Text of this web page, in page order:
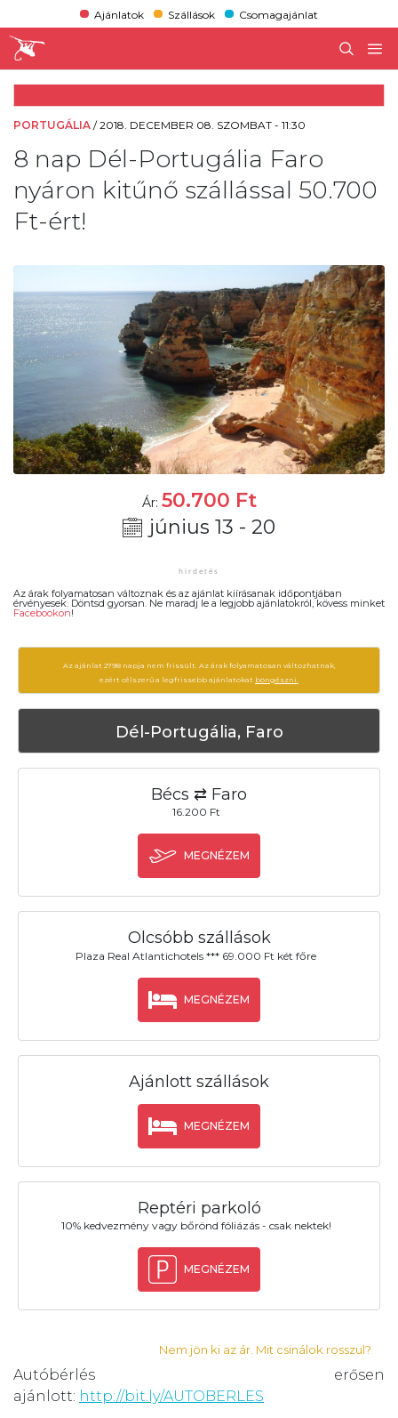
Ajánlatok Szállások Csomagajánlat
PORTUGÁLIA /2018. DECEMBER 08. SZOMBAT - 11:30
8 nap Dél-Portugália Faro
nyáron kitűnő szállással 50.700
Ft-ért!
Ár: 50.700 Ft
június 13 - 20
Az árak folyamatosan változnak és az ajánlat kiírásanak időpontjában
érvényesek. Döntsd gyorsan. Ne maradj le a legjobb ajánlatokról, kövess minket
Facebookon!
Az ajánlat 2798 napja nem frissült. Az árak folyamatosan változhatnak,
ezért célszerű a legfrissebb ajánlatokat böngészni.
Dél-Portugália, Faro
Bécs ⇄ Faro
16.200 Ft
MEGNÉZEM
Olcsóbb szállások
Plaza Real Atlantichotels *** 69.000 Ft két főre
MEGNÉZEM
Ajánlott szállások
MEGNÉZEM
Reptéri parkoló
10% kedvezmény vagy bőrönd fóliázás - csak nektek!
MEGNÉZEM
Nem jön ki az ár. Mit csinálok rosszul?
Autóbérlés erősen
ajánlott: http://bit.ly/AUTOBERLES